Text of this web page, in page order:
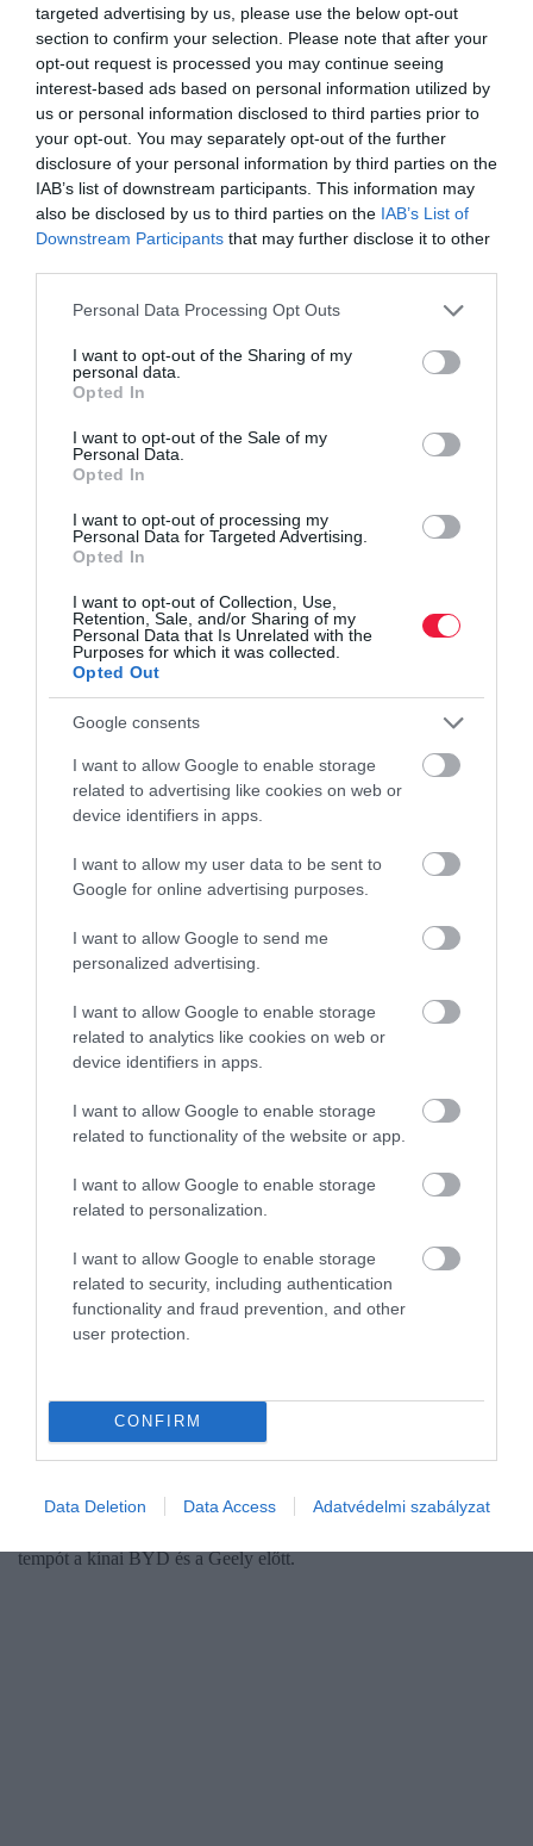
targeted advertising by us, please use the below opt-out
section to confirm your selection. Please note that after your
opt-out request is processed you may continue seeing
interest-based ads based on personal information utilized by
us or personal information disclosed to third parties prior to
your opt-out. You may separately opt-out of the further
disclosure of your personal information by third parties on the
IAB’s list of downstream participants. This information may
also be disclosed by us to third parties on the IAB’s List of
Downstream Participants that may further disclose it to other
Please note that this website/app uses one or more Google
not limited to your visit or usage behaviour. You may click to
grant or deny consent to Google and its third-party tags to
use your data for below specified purposes in below Google
consent section.
Personal Data Processing Opt Outs
I want to opt-out of the Sharing of my
personal data.
Opted In
I want to opt-out of the Sale of my
Personal Data.
Opted In
I want to opt-out of processing my
Personal Data for Targeted Advertising.
Opted In
I want to opt-out of Collection, Use,
Retention, Sale, and/or Sharing of my
Personal Data that Is Unrelated with the
Purposes for which it was collected.
Opted Out
Google consents
I want to allow Google to enable storage
related to advertising like cookies on web or
device identifiers in apps.
I want to allow my user data to be sent to
Google for online advertising purposes.
I want to allow Google to send me
personalized advertising.
I want to allow Google to enable storage
related to analytics like cookies on web or
device identifiers in apps.
I want to allow Google to enable storage
related to functionality of the website or app.
I want to allow Google to enable storage
related to personalization.
I want to allow Google to enable storage
related to security, including authentication
functionality and fraud prevention, and other
user protection.
CONFIRM
Data Deletion Data Access Adatvédelmi szabályzat
VAGYON
300 milliárddal az első 10-be: ők a leggazdagabb
magyarok
Egy év alatt 1559 milliárddal, 12 579 milliárd forintra nőtt a 100
leggazdagabb magyar összvagyona, ami újabb rekordot jelent A
100 leggazdagabb magyar kiadvány 25 éves történetében.
Mutatjuk a…
Fordult a kocka: a Tesla visszavette az első helyet
a BYD-től
A legfrissebb számok azt mutatják, hogy a villanyautó-piacon
tempót a kínai BYD és a Geely előtt.